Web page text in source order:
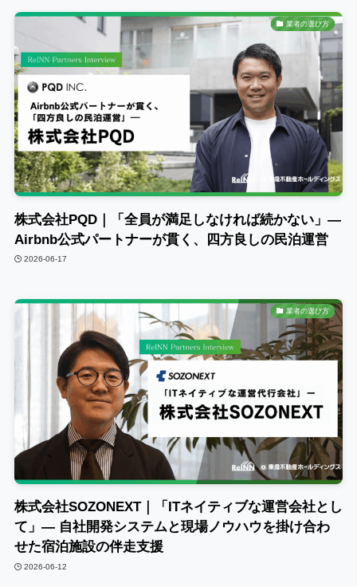
業者の選び方
株式会社PQD｜「全員が満足しなければ続かない」―
Airbnb公式パートナーが貫く、四方良しの民泊運営
2026-06-17
業者の選び方
株式会社SOZONEXT｜「ITネイティブな運営会社とし
て」― 自社開発システムと現場ノウハウを掛け合わ
せた宿泊施設の伴走支援
2026-06-12